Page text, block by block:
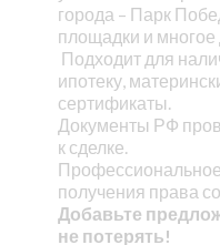
города – Парк
площадки и многое
Подходит для
ипотеку,
сертификаты.
Документы РФ
к сделке.
получения права
Добавьте
не потерять!